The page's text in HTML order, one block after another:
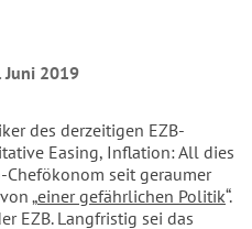
Juni 2019
des derzeitigen EZB-
Easing, Inflation: All dies
seit geraumer
„einer gefährlichen Politik“.
EZB. Langfristig sei das